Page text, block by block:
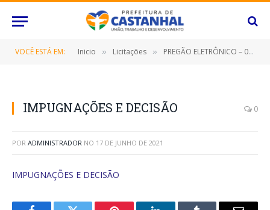
VOCÊ ESTÁ EM: Inicio » Licitações » PREGÃO ELETRÔNICO – 010/2021 (CONTRATAÇÃO DE EMPRESA ESPECIALIZADA PARA FORNECIMENTO DE EQUIPAMENTOS E SUPRIMENTOS DE INFORMÁTICA)
IMPUGNAÇÕES E DECISÃO 0
POR ADMINISTRADOR NO 17 DE JUNHO DE 2021
IMPUGNAÇÕES E DECISÃO